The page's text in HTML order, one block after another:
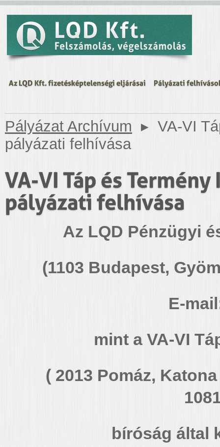
Az LQD Kft. fizetésképtelenségi eljárásai Pályázati
Pályázat Archívum ▸ VA-VI
pályázati felhívása
VA-VI Táp és
pályázati felhívása
Az LQD Pénzügyi
(1103 Budapest,
E-
mint a VA-VI
( 2013 Pomáz,
bíróság által